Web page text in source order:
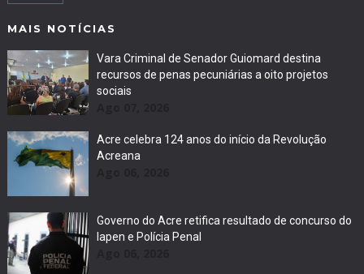
MAIS NOTÍCIAS
Vara Criminal de Senador Guiomard destina
recursos de penas pecuniárias a oito projetos
sociais
Acre celebra 124 anos do início da Revolução
Acreana
Governo do Acre retifica resultado de concurso do
Iapen e Polícia Penal